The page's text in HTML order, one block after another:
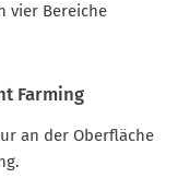
vier Bereiche
Farming
an der Oberfläche